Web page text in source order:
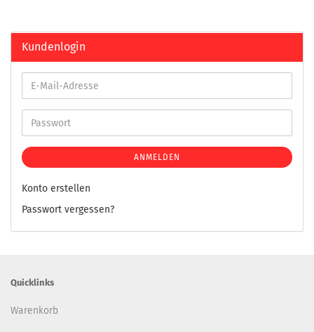
Kundenlogin
ANMELDEN
Konto erstellen
Passwort vergessen?
Quicklinks
Warenkorb